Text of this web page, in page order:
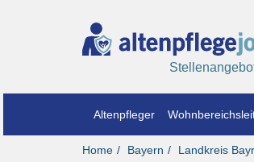
Altenpfleger
Home Bayern Landkreis